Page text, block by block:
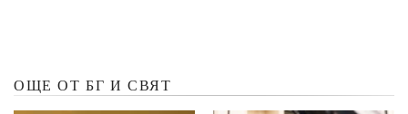
ОЩЕ ОТ БГ И СВЯТ